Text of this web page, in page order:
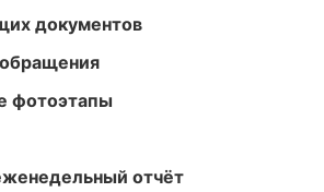
документов
фотоэтапы
отчёт